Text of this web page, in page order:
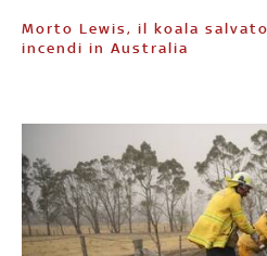
Morto Lewis, il koala salvato dalle fiamme degli
incendi in Australia